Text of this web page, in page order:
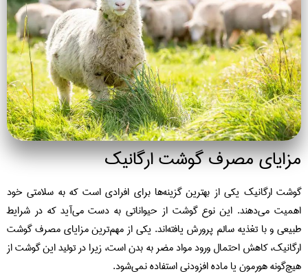
مزایای مصرف گوشت ارگانیک
گوشت ارگانیک یکی از بهترین گزینه‌ها برای افرادی است که به سلامتی خود
اهمیت می‌دهند. این نوع گوشت از حیواناتی به دست می‌آید که در شرایط
طبیعی و با تغذیه سالم پرورش یافته‌اند. یکی از مهم‌ترین مزایای مصرف گوشت
ارگانیک، کاهش احتمال ورود مواد مضر به بدن است، زیرا در تولید این گوشت از
هیچ‌گونه هورمون یا ماده افزودنی استفاده نمی‌شود.